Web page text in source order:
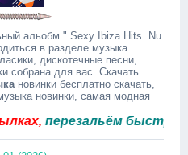
альобм " Sexy Ibiza Hits. Nu
в разделе музыка.
дискотечные песни,
собрана для вас. Скачать
новинки бесплатно скачать,
новинки, самая модная
перезальём быстро.